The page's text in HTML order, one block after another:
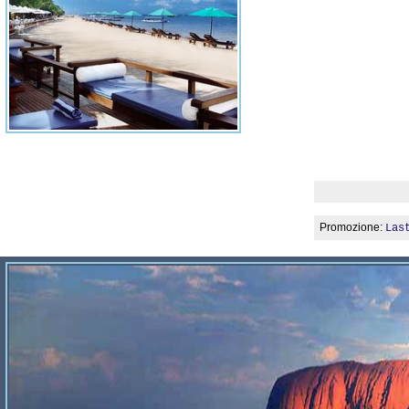
Promozione: